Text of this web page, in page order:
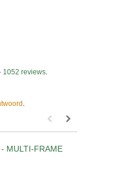
1052 reviews.
..
MULTI-FRAME